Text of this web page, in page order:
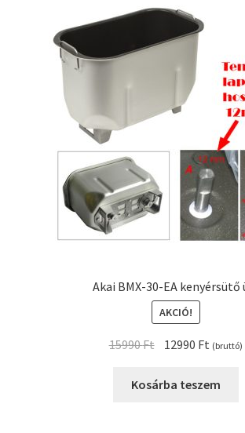
Akai BMX-30-EA kenyérsütő
AKCIÓ!
15990Ft Original
was:
12990 Ft Current
is:
(bruttó)
Kosárba teszem